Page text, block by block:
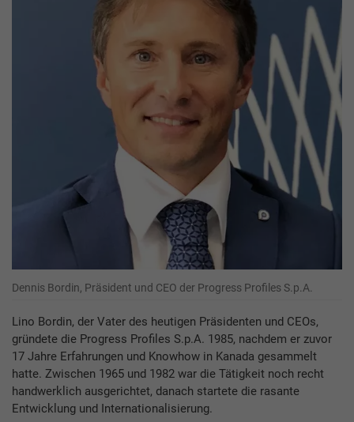
Dennis Bordin, Präsident und CEO der Progress Profiles S.p.A.
Lino Bordin, der Vater des heutigen Präsidenten und CEOs,
gründete die Progress Profiles S.p.A. 1985, nachdem er zuvor
17 Jahre Erfahrungen und Knowhow in Kanada gesammelt
hatte. Zwischen 1965 und 1982 war die Tätigkeit noch recht
handwerklich ausgerichtet, danach startete die rasante
Entwicklung und Internationalisierung.